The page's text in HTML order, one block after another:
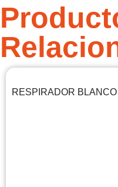
RESPIRADOR